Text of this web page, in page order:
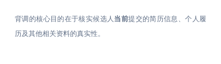
背调的核心目的在于核实候选人 当前提交的简历信息、个人履
历及其他相关资料的真实性。